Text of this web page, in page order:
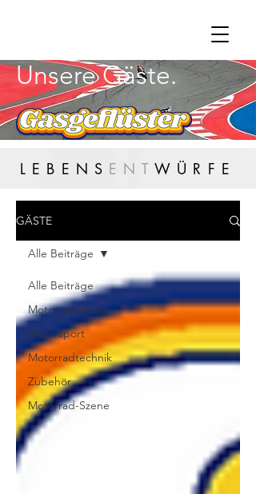
Unsere Gäste.
LEBENS ENTWÜRFE
GÄSTE
Alle Beiträge
Motorradreisen
Motorsport
Motorradtechnik
Zubehör
Motorrad-Szene
Alle Beiträge